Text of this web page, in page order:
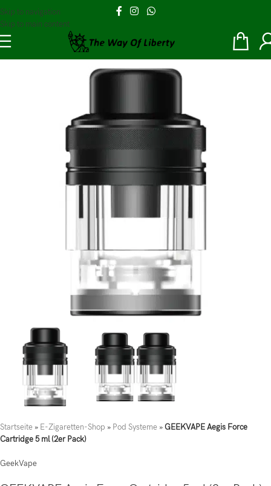
Skip to navigation
Skip to main content
Startseite » E-Zigaretten-Shop » Pod Systeme »GEEKVAPE Aegis Force
Cartridge 5 ml (2er Pack)
GeekVape